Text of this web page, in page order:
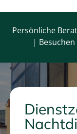
Persönliche
| Besuchen